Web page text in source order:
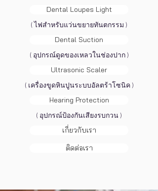
Dental Loupes Light
( ไฟสำหรับแว่นขยายทันตกรรม )
Dental Suction
( อุปกรณ์ดูดของเหลวในช่องปาก )
Ultrasonic Scaler
( เครื่องขูดหินปูนระบบอัลตร้าโซนิค )
Hearing Protection
( อุปกรณ์ป้องกันเสียงรบกวน )
เกี่ยวกับเรา
ติดต่อเรา